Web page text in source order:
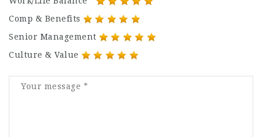
Comp & Benefits
Senior Management
Culture & Value